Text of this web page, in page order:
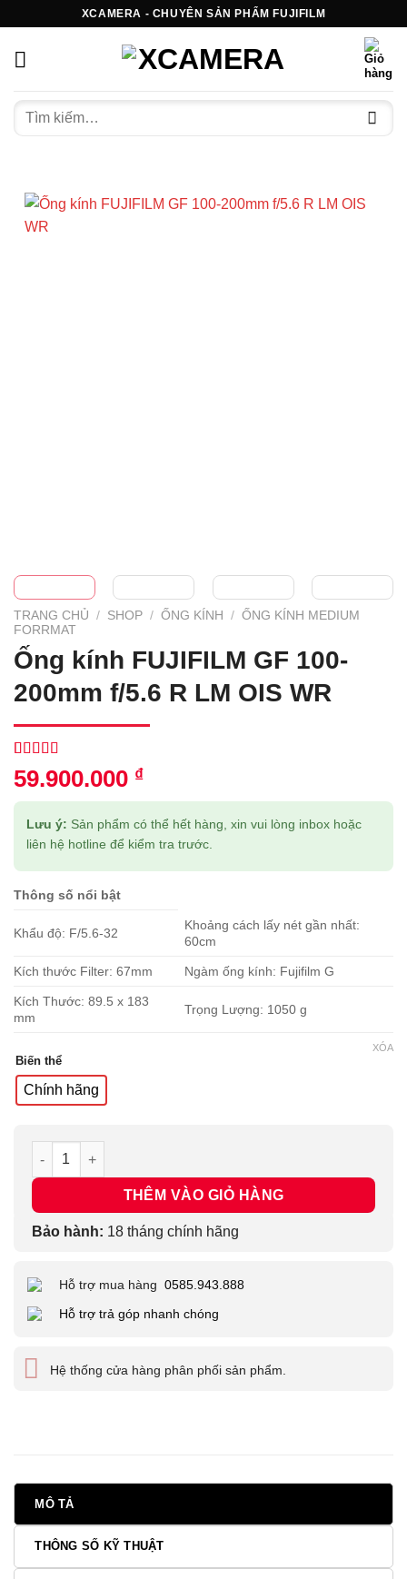
nội
XCAMERA - CHUYÊN SẢN PHẨM FUJIFILM
Tìm
TRANG CHỦ / SHOP / ỐNG KÍNH / ỐNG KÍNH MEDIUM
FORRMAT
Ống kính FUJIFILM GF 100-
200mm f/5.6 R LM OIS WR
5.00 trên 5
dựa trên
1
đánh giá
59.900.000 ₫
Lưu ý: Sản phẩm có thể hết hàng, xin vui lòng inbox hoặc
liên hệ hotline để kiểm tra trước.
Thông số nổi bật
Khẩu độ: F/5.6-32
Khoảng cách lấy nét gần nhất:
60cm
Kích thước Filter: 67mm Ngàm ống kính: Fujifilm G
Kích Thước: 89.5 x 183
mm
Trọng Lượng: 1050 g
Biến thể
Chính hãng
XÓA
Ống kính FUJIFILM GF 100-200mm f/5.6 R LM OIS WR số
THÊM VÀO GIỎ HÀNG
Bảo hành: 18 tháng chính hãng
Hỗ trợ mua hàng 0585.943.888
Hỗ trợ trả góp nhanh chóng
Hệ thống cửa hàng phân phối sản phẩm.
MÔ TẢ
THÔNG SỐ KỸ THUẬT